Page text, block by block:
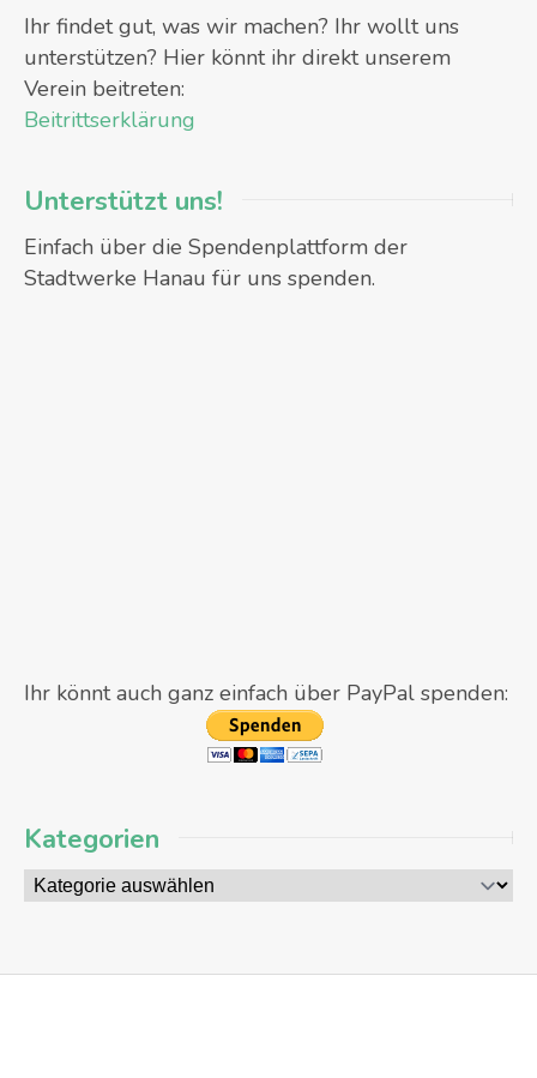
Ihr findet gut, was wir machen? Ihr wollt uns
unterstützen? Hier könnt ihr direkt unserem
Verein beitreten:
Beitrittserklärung
Unterstützt uns!
Einfach über die Spendenplattform der
Stadtwerke Hanau für uns spenden.
Ihr könnt auch ganz einfach über PayPal spenden:
Kategorien